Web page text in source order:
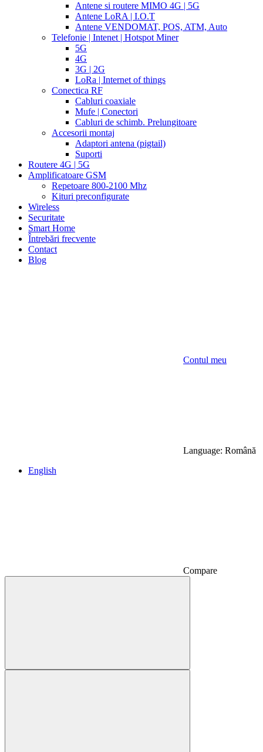
Antene si routere MIMO 4G | 5G
Antene LoRA | I.O.T
Antene VENDOMAT, POS, ATM, Auto
Telefonie | Intenet | Hotspot Miner
5G
4G
3G | 2G
LoRa | Internet of things
Conectica RF
Cabluri coaxiale
Mufe | Conectori
Cabluri de schimb. Prelungitoare
Accesorii montaj
Adaptori antena (pigtail)
Suporti
Routere 4G | 5G
Amplificatoare GSM
Repetoare 800-2100 Mhz
Kituri preconfigurate
Wireless
Securitate
Smart Home
Întrebări frecvente
Contact
Blog
Contul meu
Language: Română
English
Compare